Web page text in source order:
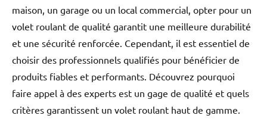
maison, un garage ou un local commercial, opter pour un
volet roulant de qualité garantit une meilleure durabilité
et une sécurité renforcée. Cependant, il est essentiel de
choisir des professionnels qualifiés pour bénéficier de
produits fiables et performants. Découvrez pourquoi
faire appel à des experts est un gage de qualité et quels
critères garantissent un volet roulant haut de gamme.